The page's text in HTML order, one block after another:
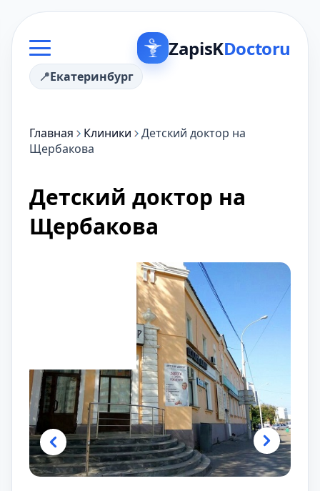
ZapisKDoctoru
Екатеринбург
Главная Клиники
Детский доктор на
Щербакова
Детский доктор на
Щербакова